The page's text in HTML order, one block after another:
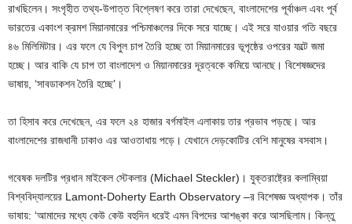
রাখছিলেন। সংগৃহীত তথ্য-উপাত্ত বিশ্লেষণ করে তারা দেখেছেন, বাংলাদেশের প‍ূর্বাঞ্চল এবং পূর্ব
ভারতের একাংশ ক্রমশ মিয়ানমারের পশ্চিমাঞ্চলের দিকে সরে যাচ্ছে। এই সরে যাওয়ার গতি বছরে
৪৬ মিলিমিটার। এর ফলে যে বিপুল চাপ তৈরি হচ্ছে তা মিয়ানমারের ভূপৃষ্ঠের ওপরের ফল্টে জমা
হচ্ছে। আর বাকি যে চাপ তা বাংলাদেশ ও মিয়ানমারের দূরত্বকে কমিয়ে আনছে। বিশেষজ্ঞদের
ভাষায়, ‘সাবডাকশন তৈরি হচ্ছে’।
তা হিসাব করে দেখেছেন, এর ফলে ২৪ হাজার বর্গমাইল এলাকায় তার প্রভাব পড়ছে। আর
বাংলাদেশের রাজধানী ঢাকাও এর আওতাধায় পড়ে। যেখানে দেড়কোটির বেশি মানুষের বসবাস।
গবেষক দলটির প্রধান মাইকেল স্টেকলার (Michael Steckler)। যুক্তরাষ্ট্রের কলাম্বিয়া
বিশ্ববিদ্যালয়ের Lamont-Doherty Earth Observatory –র বিশেষজ্ঞ অধ্যাপক। তাঁর
ভাষায়: ‘আমাদের মধ্যে কেউ কেউ বহুদিন ধরেই এমন বিপদের আশঙ্কা করে আসছিলাম। কিন্তু